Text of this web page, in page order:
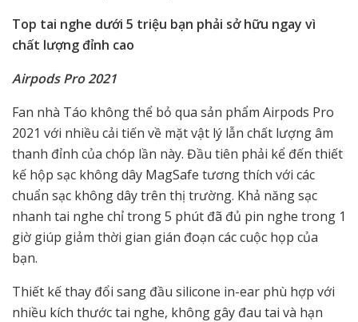
Top tai nghe dưới 5 triệu bạn phải sở hữu ngay vì
chất lượng đỉnh cao
Airpods Pro 2021
Fan nhà Táo không thể bỏ qua sản phẩm Airpods Pro
2021 với nhiều cải tiến về mặt vật lý lẫn chất lượng âm
thanh đỉnh của chóp lần này. Đầu tiên phải kể đến thiết
kế hộp sạc không dây MagSafe tương thích với các
chuẩn sạc không dây trên thị trường. Khả năng sạc
nhanh tai nghe chỉ trong 5 phút đã đủ pin nghe trong 1
giờ giúp giảm thời gian gián đoạn các cuộc họp của
bạn.
Thiết kế thay đổi sang đầu silicone in-ear phù hợp với
nhiều kích thước tai nghe, không gây đau tai và hạn